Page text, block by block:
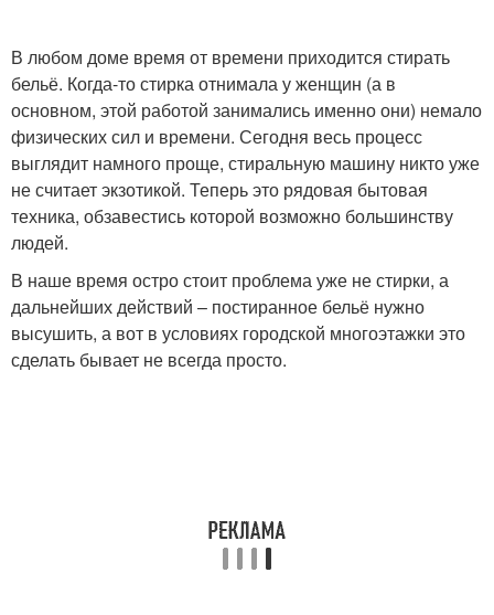
В любом доме время от времени приходится стирать
бельё. Когда-то стирка отнимала у женщин (а в
основном, этой работой занимались именно они) немало
физических сил и времени. Сегодня весь процесс
выглядит намного проще, стиральную машину никто уже
не считает экзотикой. Теперь это рядовая бытовая
техника, обзавестись которой возможно большинству
людей.
В наше время остро стоит проблема уже не стирки, а
дальнейших действий – постиранное бельё нужно
высушить, а вот в условиях городской многоэтажки это
сделать бывает не всегда просто.